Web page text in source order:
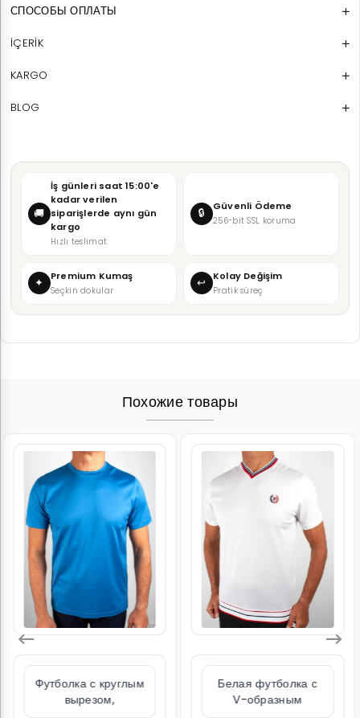
СПОСОБЫ ОПЛАТЫ
İÇERİK
KARGO
BLOG
🚚
İş günleri saat 15:00'e
kadar verilen
siparişlerde aynı gün
kargo
Hızlı teslimat
🔒 Güvenli Ödeme
256-bit SSL koruma
✦ Premium Kumaş
Seçkin dokular ↩ Kolay Değişim
Pratik süreç
Похожие товары
Белая футболка с
V-образным
Футболка из 100%
мерсеризованного